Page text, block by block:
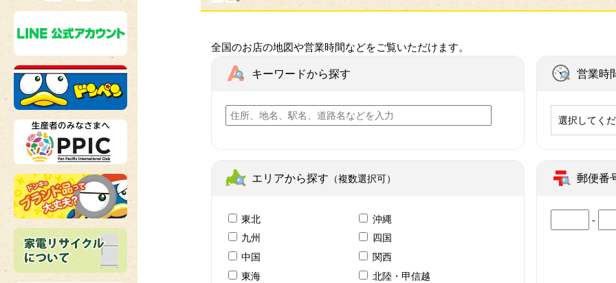
全国のお店の地図や営業時間などをご覧いただけます。
キーワードから探す 営業時
選択してく
エリアから探す （複数選択可）
東北
沖縄
九州
四国
中国
関西
東海
北陸・甲信越
郵便番
-